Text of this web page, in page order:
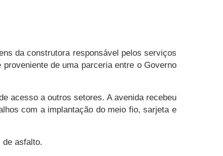
da construtora responsável pelos serviços
de uma parceria entre o Governo
acesso a outros setores. A avenida recebeu
com a implantação do meio fio, sarjeta e
de asfalto.